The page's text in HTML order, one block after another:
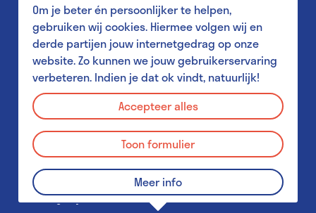
Om je beter én persoonlijker te helpen,
gebruiken wij cookies. Hiermee volgen wij en
derde partijen jouw internetgedrag op onze
website. Zo kunnen we jouw gebruikerservaring
verbeteren. Indien je dat ok vindt, natuurlijk!
Accepteer alles
Toon formulier
Meer info
Pers
Aanbod voor scholen
MuST - Museum Student Team
Aanbod voor studenten
GUM & Plantentuin voor leerkrachten
Schoolbezoek praktisch
Privacy Policy
Disclaimer
Cookies
© 2026 GUM - Gents Universiteitsmuseum
Webdesign by Who Owns The Zebra&PJOTR